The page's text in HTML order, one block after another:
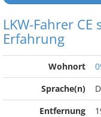
LKW-Fahrer
Erfahrung
Wohnort
Sprache(n)
Entfernung